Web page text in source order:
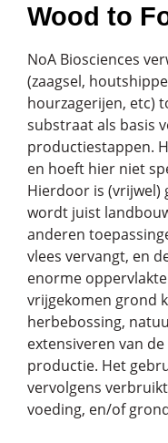
Wood to
NoA Biosciences
(zaagsel,
hourzagerijen, etc)
substraat als basis
productiestappen.
en hoeft hier niet
Hierdoor is (vrijwel)
wordt juist
anderen
vlees vervangt, en
enorme
vrijgekomen grond
herbebossing,
extensiveren van
productie. Het
vervolgens
voeding, en/of